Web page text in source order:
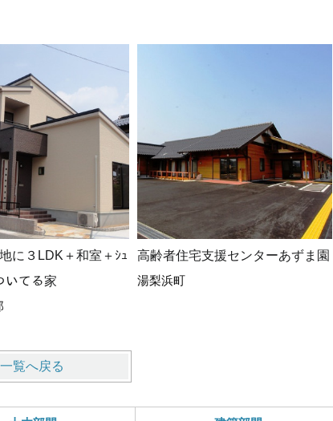
に３LDK＋和室＋ｼｭ
いてる家
高齢者住宅支援センターあずま園
湯梨浜町
一覧へ戻る